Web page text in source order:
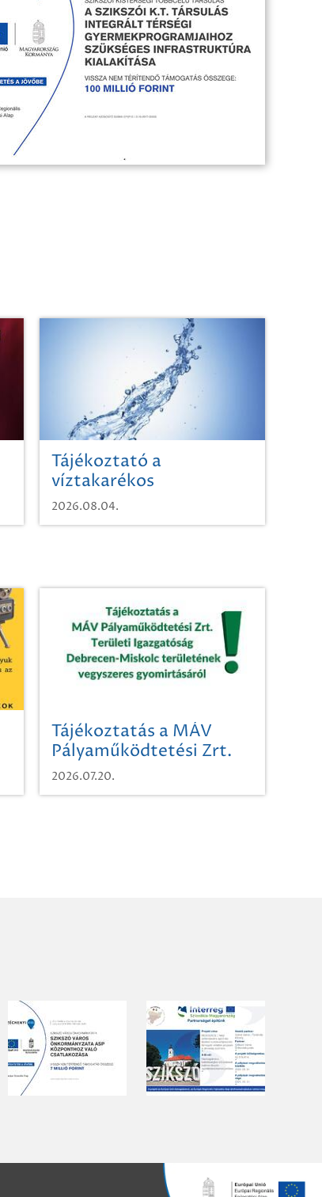
Tájékoztató a
víztakarékos
vízhasználatról
2026.08.04.
Tájékoztatás a MÁV
Pályaműködtetési Zrt.
Területi Igazgatóság
Debrecen-Miskolc
2026.07.20.